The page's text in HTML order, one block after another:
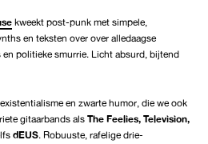
kweekt post-punk met simpele,
en teksten over over alledaagse
politieke smurrie. Licht absurd, bijtend
en zwarte humor, die we ook
gitaarbands als The Feelies, Television,
dEUS. Robuuste, rafelige drie-